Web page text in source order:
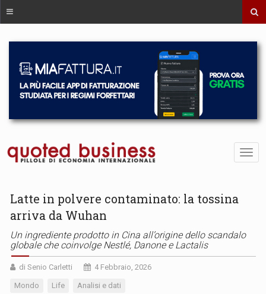
Latte in polvere contaminato: la tossina
arriva da Wuhan
Un ingrediente prodotto in Cina all’origine dello scandalo
globale che coinvolge Nestlé, Danone e Lactalis
di Senio Carletti 4 Febbraio, 2026
Mondo Life Analisi e dati